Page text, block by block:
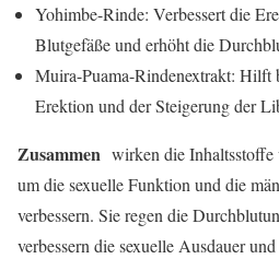
Yohimbe-Rinde: Verbessert die
Blutgefäße und erhöht die
Muira-Puama-Rindenextrakt: Hilft
Erektion und der Steigerung der
Zusammen wirken die Inhaltsstoffe
um die sexuelle Funktion und die
verbessern. Sie regen die
verbessern die sexuelle Ausdauer